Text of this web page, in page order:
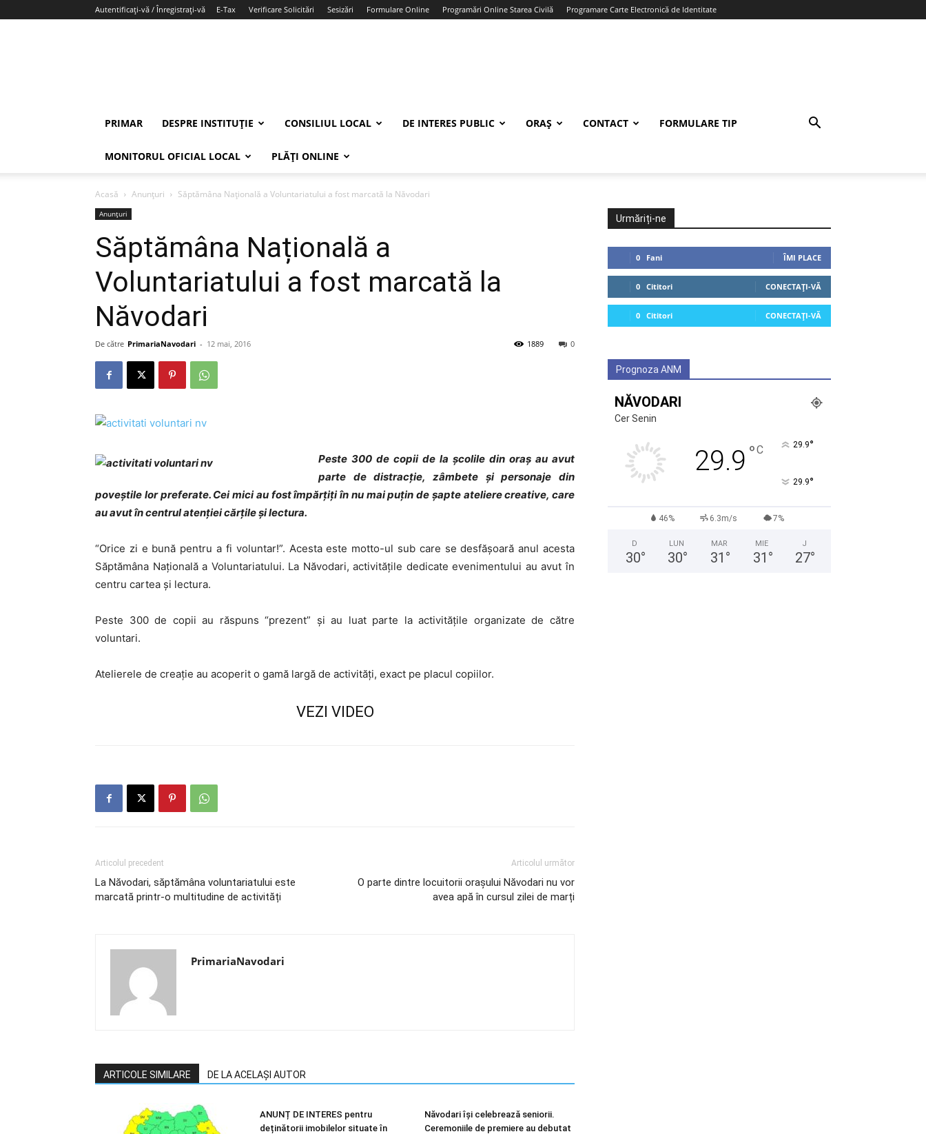
Autentificați-vă / Înregistrați-vă E-Tax Verificare Solicitări Sesizări Formulare Online Programări Online Starea Civilă Programare Carte Electronică de Identitate
PRIMAR DESPRE INSTITUȚIE CONSILIUL LOCAL DE INTERES PUBLIC ORAȘ CONTACT FORMULARE TIP
MONITORUL OFICIAL LOCAL PLĂȚI ONLINE
Acasă Anunțuri Săptămâna Națională a Voluntariatului a fost marcată la Năvodari
Anunțuri
Săptămâna Națională a
Voluntariatului a fost marcată la
Năvodari
De către PrimariaNavodari - 12 mai, 2016 0
1889
Peste 300 de copii de la școlile din oraș au avut
parte de distracție, zâmbete și personaje din
poveștile lor preferate. Cei mici au fost împărțiți în nu mai puțin de șapte ateliere creative, care
au avut în centrul atenției cărțile și lectura.
“Orice zi e bună pentru a fi voluntar!”. Acesta este motto-ul sub care se desfășoară anul acesta
Săptămâna Națională a Voluntariatului. La Năvodari, activitățile dedicate evenimentului au avut în
centru cartea și lectura.
Peste 300 de copii au răspuns “prezent” și au luat parte la activitățile organizate de către
voluntari.
Atelierele de creație au acoperit o gamă largă de activități, exact pe placul copiilor.
VEZI VIDEO
Articolul precedent
La Năvodari, săptămâna voluntariatului este
marcată printr-o multitudine de activități
Articolul următor
O parte dintre locuitorii orașului Năvodari nu vor
avea apă în cursul zilei de marți
PrimariaNavodari
ARTICOLE SIMILARE DE LA ACELAȘI AUTOR
ANUNȚ DE INTERES pentru
deținătorii imobilelor situate în
Năvodari își celebrează seniorii.
Ceremoniile de premiere au debutat
Urmăriți-ne
0 Fani ÎMI PLACE
0 Cititori CONECTAȚI-VĂ
0 Cititori CONECTAȚI-VĂ
Prognoza ANM
NĂVODARI
Cer Senin
29.9 °C 29.9°
29.9°
46% 6.3m/s 7%
D
30°
LUN
30°
MAR
31 °
MIE
31 °
J
27°